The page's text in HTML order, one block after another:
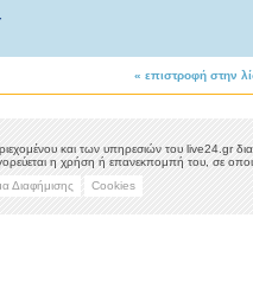
« επιστροφή στην
και των υπηρεσιών του live24.gr
η χρήση ή επανεκπομπή του, σε
Διαφήμισης Cookies